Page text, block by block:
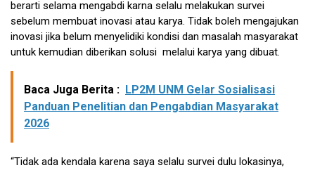
berarti selama mengabdi karna selalu melakukan survei
sebelum membuat inovasi atau karya. Tidak boleh mengajukan
inovasi jika belum menyelidiki kondisi dan masalah masyarakat
untuk kemudian diberikan solusi melalui karya yang dibuat.
Baca Juga Berita : LP2M UNM Gelar Sosialisasi
Panduan Penelitian dan Pengabdian Masyarakat
2026
“Tidak ada kendala karena saya selalu survei dulu lokasinya,